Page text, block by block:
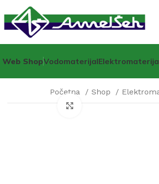
Web ShopVodomaterijal
Početna Shop
Click to enlarge